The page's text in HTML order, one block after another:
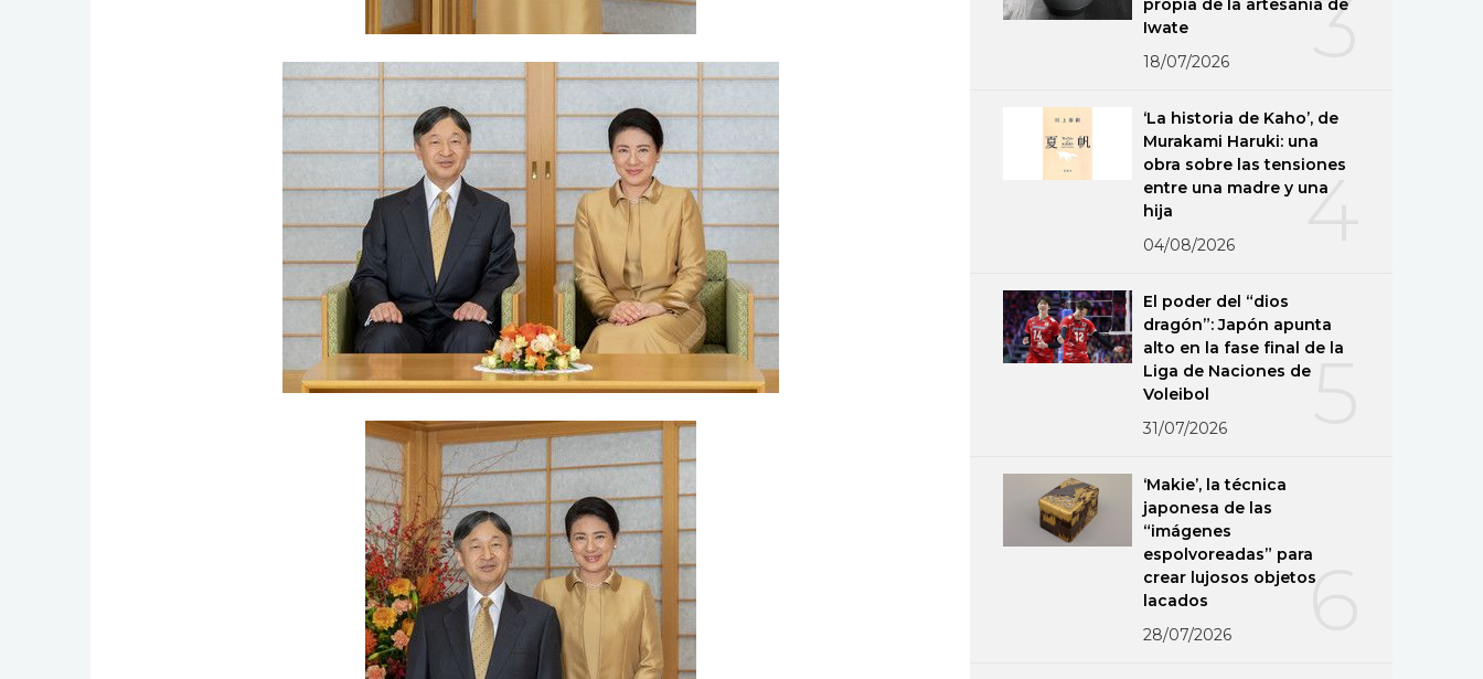
3
propia de la artesanía de
Iwate
18/07/2026
4
‘La historia de Kaho’, de
Murakami Haruki: una
obra sobre las tensiones
entre una madre y una
hija
04/08/2026
El poder del “dios
dragón”: Japón apunta
alto en la fase final de la
Liga de Naciones de
Voleibol
31/07/2026
6
‘Makie’, la técnica
japonesa de las
“imágenes
espolvoreadas” para
crear lujosos objetos
lacados
28/07/2026